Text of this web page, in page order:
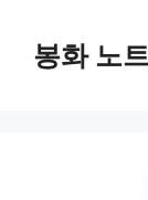
봉화 노